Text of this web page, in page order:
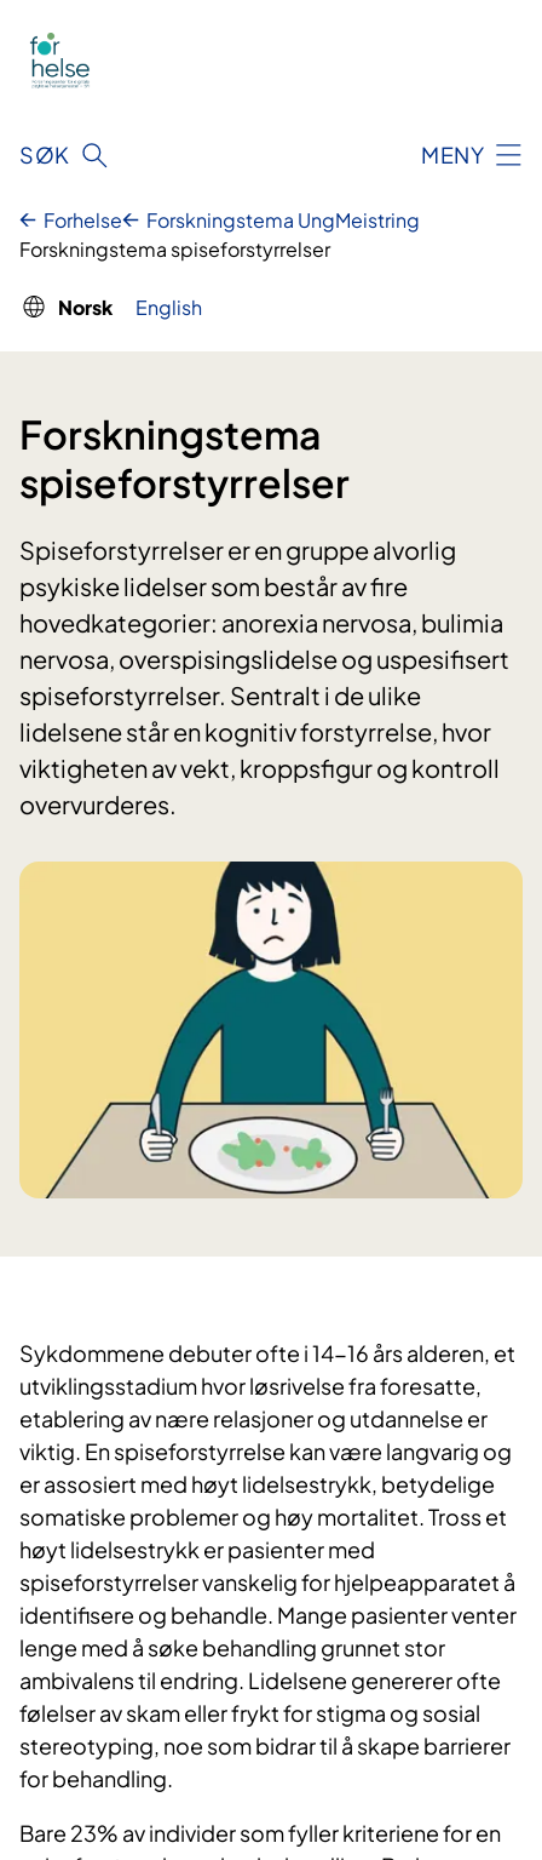
innhald
SØK MENY
Forhelse
Forskningstema UngMeistring
Forskningstema spiseforstyrrelser
Norsk English
Forskningstema
spiseforstyrrelser
Spiseforstyrrelser er en gruppe alvorlig
psykiske lidelser som består av fire
hovedkategorier: anorexia nervosa, bulimia
nervosa, overspisingslidelse og uspesifisert
spiseforstyrrelser. Sentralt i de ulike
lidelsene står en kognitiv forstyrrelse, hvor
viktigheten av vekt, kroppsfigur og kontroll
overvurderes.
Sykdommene debuter ofte i 14-16 års alderen, et
utviklingsstadium hvor løsrivelse fra foresatte,
etablering av nære relasjoner og utdannelse er
viktig. En spiseforstyrrelse kan være langvarig og
er assosiert med høyt lidelsestrykk, betydelige
somatiske problemer og høy mortalitet. Tross et
høyt lidelsestrykk er pasienter med
spiseforstyrrelser vanskelig for hjelpeapparatet å
identifisere og behandle. Mange pasienter venter
lenge med å søke behandling grunnet stor
ambivalens til endring. Lidelsene genererer ofte
følelser av skam eller frykt for stigma og sosial
stereotyping, noe som bidrar til å skape barrierer
for behandling.
Bare 23% av individer som fyller kriteriene for en